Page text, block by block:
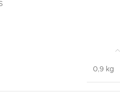
0,9 kg